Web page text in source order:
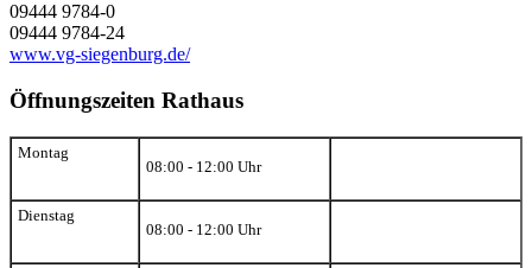
09444 9784-0
09444 9784-24
www.vg-siegenburg.de/
Öffnungszeiten Rathaus
Montag
08:00 - 12:00 Uhr
Dienstag
08:00 - 12:00 Uhr